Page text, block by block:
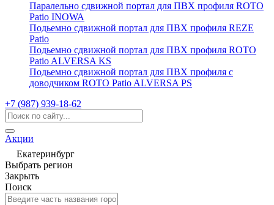
Паралельно сдвижной портал для ПВХ профиля ROTO
Patio INOWA
Подьемно сдвижной портал для ПВХ профиля REZE
Patio
Подьемно сдвижной портал для ПВХ профиля ROTO
Patio ALVERSA KS
Подьемно сдвижной портал для ПВХ профиля с
доводчиком ROTO Patio ALVERSA PS
+7 (987) 939-18-62
Акции
Екатеринбург
Выбрать регион
Закрыть
Поиск